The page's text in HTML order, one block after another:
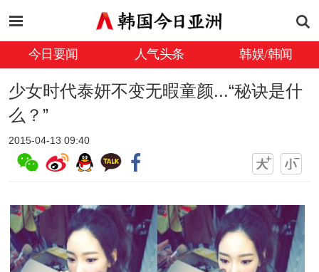
今日要闻 人气头条 韩娱/韩闻
少女时代泰妍不变无暇童颜...“秘诀是什
么？”
2015-04-13 09:40